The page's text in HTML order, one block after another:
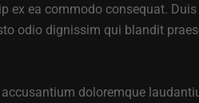
ea commodo consequat.
odio dignissim qui blandit
doloremque